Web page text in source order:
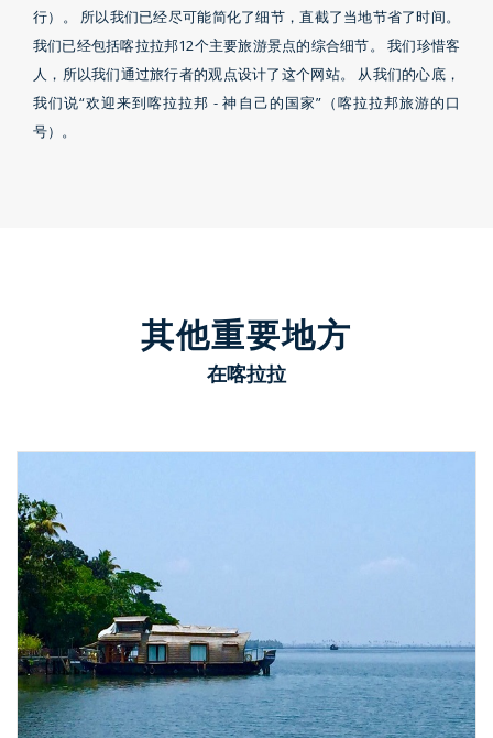
行）。 所以我们已经尽可能简化了细节，直截了当地节省了时间。
我们已经包括喀拉拉邦12个主要旅游景点的综合细节。 我们珍惜客
人，所以我们通过旅行者的观点设计了这个网站。 从我们的心底，
我们说“欢迎来到喀拉拉邦 - 神自己的国家”（喀拉拉邦旅游的口
号）。
其他重要地方
在喀拉拉